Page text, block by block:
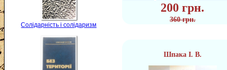
Солідарність і солідаризм
200 грн.
360 грн.
Шпака І. В.